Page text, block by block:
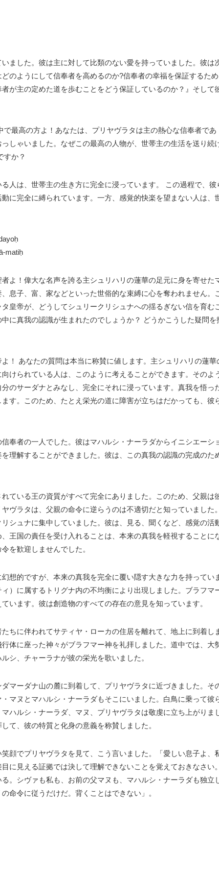
ました。彼は主に対して比類のない愛を持っていました。彼は
のようにして信奉者を高めるのか?信奉者の幸福を保証するため
が主の定めた道を歩むことをどう保証しているのか？』そして
最高の方よ！あなたは、プリヤヴラタは主の熱心な信奉者であ
しゃいました。なぜこの最高の人物が、世帯主の生活を送り続
すか？
人は、世帯主の生き方に完全に浸っています。 この過程で、彼
に完全に縛られています。一方、感覚的快楽を望まない人は、
matiḥ
よ！偉大な名声を誇る主シュリハリの蓮華の足元に身を寄せた
息子、富、家などといった世俗的な束縛に心を奪われません。
皇帝が、どうしてシュリークリシュナへの揺るぎない信を育む
に真我の認識が生まれたのでしょうか？ どうかこうした疑問を
！ あなたの質問は本当に称賛に値します。主シュリハリの蓮華
けられている人は、このように考えることができます。そのよ
のサーダナとみなし、完全にそれに浸っています。真我を悟っ
す。このため、たとえ栄光の道に障害が立ちはだかっても、彼
奉者の一人でした。彼はマハルシ・ナーラダからイニシエーシ
理解することができました。彼は、この真我の認識の完成のた
ている王の資質がすべて完全にありました。このため、父親は
ヴラタは、父親の命令に逆らうのは不適切だと知っていました
シュナに集中していました。彼は、見る、聞くなど、感覚の活
王国の責任を受け入れることは、本来の真我を軽視することに
を歓迎しませんでした。
想的ですが、本来の真我を完全に覆い隠す大きな力を持ってい
）に属するトリグナ内の不均衡により出現しました。ブラフマ
います。彼は創造物のすべての存在の意見を知っています。
ちに伴われてサティヤ・ローカの住居を離れて、地上に到着し
体に座った神々がブラフマー神を礼拝しました。道中では、大
シ、チャーラナが彼の栄光を歌いました。
マーダナ山の麓に到着して、プリヤヴラタに近づきました。そ
マヌとマハルシ・ナーラダもそこにいました。白鳥に乗って彼
ハルシ・ナーラダ、マヌ、プリヤヴラタは敬虔に立ち上がりま
て、彼の特質と化身の意義を称賛しました。
顔でプリヤヴラタを見て、こう言いました。「愛しい息子よ、
に見える証拠では決して理解できないことを覚えておきなさい
。シヴァも私も、お前の父マヌも、マハルシ・ナーラダも独立
命令に従うだけだ。背くことはできない」。